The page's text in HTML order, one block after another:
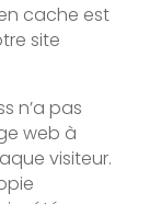
cache est
site
n’a pas
web à
visiteur.